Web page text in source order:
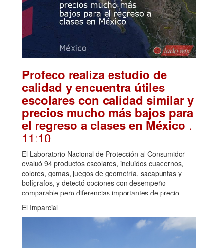
Profeco realiza estudio de
calidad y encuentra útiles
escolares con calidad similar y
precios mucho más bajos para
el regreso a clases en México .
11:10
El Laboratorio Nacional de Protección al Consumidor
evaluó 94 productos escolares, incluidos cuadernos,
colores, gomas, juegos de geometría, sacapuntas y
bolígrafos, y detectó opciones con desempeño
comparable pero diferencias importantes de precio
El Imparcial